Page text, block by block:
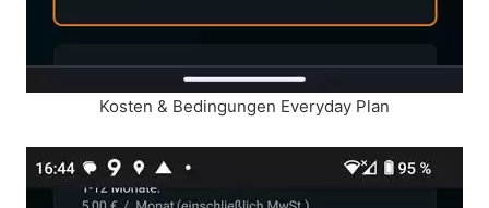
Kosten & Bedingungen Everyday Plan